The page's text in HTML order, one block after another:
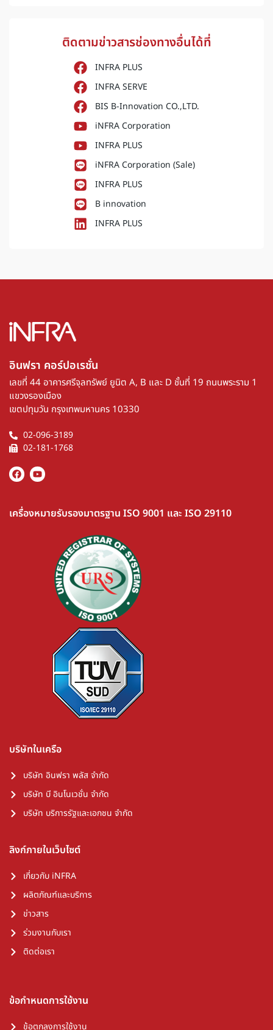
ติดตามข่าวสารช่องทางอื่นได้ที่
INFRA PLUS
INFRA SERVE
BIS B-Innovation CO.,LTD.
iNFRA Corporation
INFRA PLUS
iNFRA Corporation (Sale)
INFRA PLUS
B innovation
INFRA PLUS
อินฟรา คอร์ปอเรชั่น​
เลขที่ 44 อาคารศรีจุลทรัพย์ ยูนิต A, B และ D ชั้นที่ 19 ถนนพระราม 1
แขวงรองเมือง
เขตปทุมวัน กรุงเทพมหานคร 10330
02-096-3189
02-181-1768
เครื่องหมายรับรองมาตรฐาน ISO 9001 และ ISO 29110
บริษัทในเครือ
บริษัท อินฟรา พลัส จำกัด
บริษัท บี อินโนเวชั่น จำกัด
บริษัท บริการรัฐและเอกชน จำกัด
ลิงก์ภายในเว็บไซต์
เกี่ยวกับ iNFRA
ผลิตภัณฑ์และบริการ
ข่าวสาร
ร่วมงานกับเรา
ติดต่อเรา
ข้อกำหนดการใช้งาน
ข้อตกลงการใช้งาน